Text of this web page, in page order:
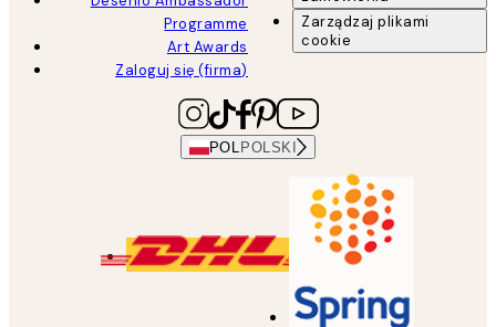
Programme
Art Awards
Zaloguj się (firma)
Zarządzaj plikami
cookie
POL POLSKI